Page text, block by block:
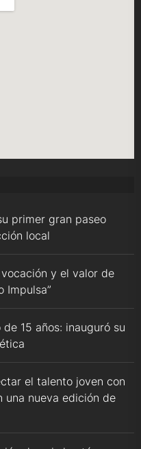
primer gran paseo
local
y el valor de
Impulsa”
15 años: inauguró su
el talento joven con
una nueva edición de